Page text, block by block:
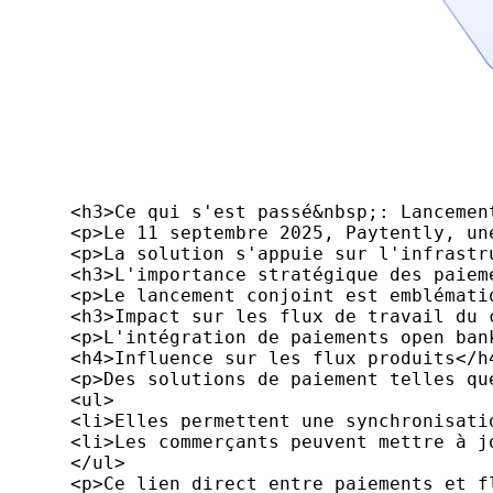
<h3>Ce qui s'est passé&nbsp;: Lancement des paiements Open Banking de Paytently propulsés par Mastercard</h3>
<p>Le 11 septembre 2025, Paytently, une plateforme d'orchestration de paiements spécialisée, a annoncé un partenariat stratégique avec Mastercard, dévoilant une solution de paiement de compte à compte basée sur l'open banking. Cette nouvelle offre, baptisée Paytently Open Banking et alimentée par la technologie Open Finance de Mastercard, permet aux acheteurs de payer les commerçants directement depuis leurs comptes bancaires lors du paiement. Les commerçants bénéficient d'une amélioration des taux de conversion, d'un meilleur flux de trésorerie et d'une meilleure efficacité opérationnelle.</p>
<p>La solution s'appuie sur l'infrastructure open banking de Mastercard pour l'authentification sécurisée et la connectivité des données, combinée au moteur d'orchestration propriétaire de Paytently, qui achemine intelligemment les transactions pour des confirmations de paiement instantanées et des règlements rapides. Le lancement du partenariat est prévu au SBC Summit de Lisbonne, soulignant l'intention des entreprises de positionner leur produit auprès d'un large public de professionnels du paiement et du commerce électronique.</p>
<h3>L'importance stratégique des paiements Open Banking</h3>
<p>Le lancement conjoint est emblématique de l'adoption rapide des modèles open banking&nbsp;: des systèmes qui permettent aux utilisateurs d'autoriser des virements directs et sécurisés depuis leurs comptes bancaires, contournant ainsi les systèmes traditionnels basés sur les cartes. Aux États-Unis, les paiements open banking restent embryonnaires (avec une adoption de 11 % chez les consommateurs selon PYMNTS Intelligence), mais le niveau de satisfaction des utilisateurs est élevé et la dynamique est en croissance. Une part importante des non-utilisateurs cite les préoccupations liées à la sécurité et à la confiance comme obstacles à l'adoption, soulignant l'importance des normes d'interopérabilité et de la réputation de la technologie sous-jacente. En revanche, près d'un tiers des adultes britanniques utilisent déjà les services open banking mensuellement, et juillet 2025 a vu un nombre record de 2,04 milliards d'utilisations open banking, en hausse de 3,5 % par rapport au mois précédent.</p>
<h3>Impact sur les flux de travail du commerce électronique&nbsp;: Flux produits, catalogues et automatisation du contenu</h3>
<p>L'intégration de paiements open banking transparents dans les plateformes de commerce électronique redéfinit profondément les processus back-end qui soutiennent les ventes numériques.</p>
<h4>Influence sur les flux produits</h4>
<p>Des solutions de paiement telles que Paytently Open Banking ont un impact sur les flux produits de deux manières principales&nbsp;:</p>
<ul>
<li>Elles permettent une synchronisation en temps réel entre la disponibilité des produits et le statut de paiement, minimisant les abandons de paniers et les achats indisponibles.</li>
<li>Les commerçants peuvent mettre à jour immédiatement les attributs des produits (prix, disponibilité) dans les flux après la confirmation et le règlement instantanés des paiements, fournissant des données plus fiables aux moteurs de comparaison et aux affiliés.</li>
</ul>
<p>Ce lien direct entre paiements et flux est particulièrement crucial pour les places de marché et les vendeurs